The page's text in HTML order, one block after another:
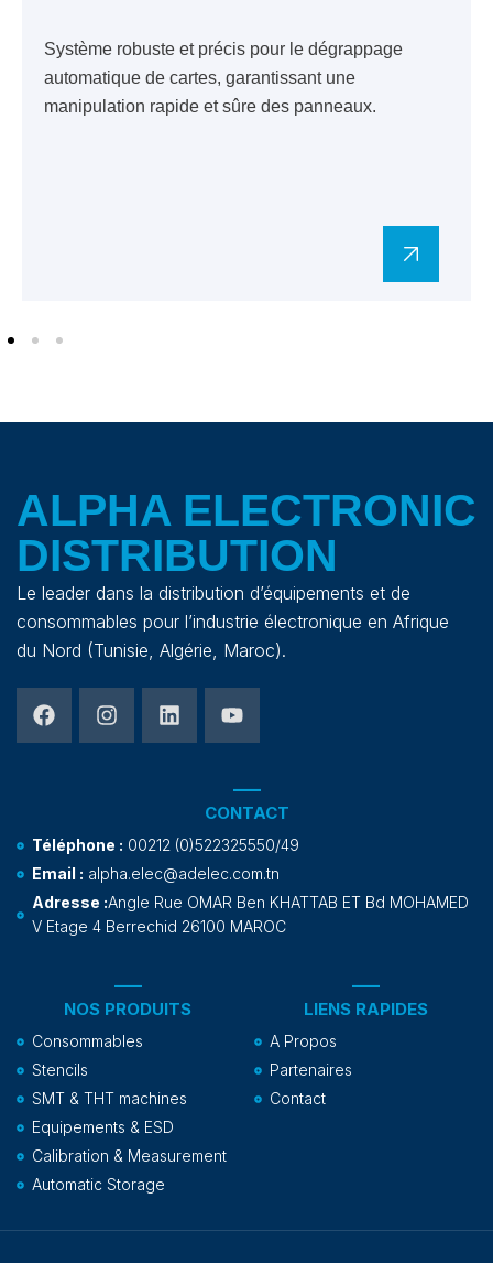
Système robuste et précis pour le dégrappage
automatique de cartes, garantissant une
manipulation rapide et sûre des panneaux.
ALPHA ELECTRONIC
DISTRIBUTION
Le leader dans la distribution d’équipements et de
consommables pour l’industrie électronique en Afrique
du Nord (Tunisie, Algérie, Maroc).
NOS PRODUITS
Consommables
Stencils
SMT & THT machines
Equipements & ESD
Calibration & Measurement
Automatic Storage
LIENS RAPIDES
A Propos
Partenaires
Contact
CONTACT
Téléphone : 00212 (0)522325550/49
Email : alpha.elec@adelec.com.tn
Adresse :Angle Rue OMAR Ben KHATTAB ET Bd MOHAMED
V Etage 4 Berrechid 26100 MAROC